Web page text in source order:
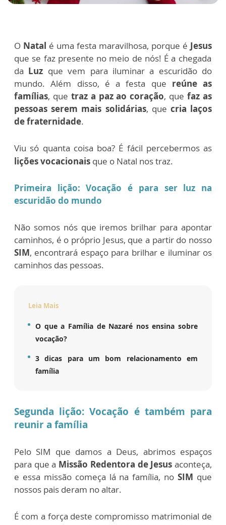
O Natal é uma festa maravilhosa, porque é Jesus
que se faz presente no meio de nós! É a chegada
da Luz que vem para iluminar a escuridão do
mundo. Além disso, é a festa que reúne as
famílias, que traz a paz ao coração, quefaz as
pessoas serem mais solidárias, que cria laços
de fraternidade.
Viu só quanta coisa boa? É fácil percebermos as
lições vocacionais que o Natal nos traz.
Primeira lição: Vocação é para ser luz na
escuridão do mundo
Não somos nós que iremos brilhar para apontar
caminhos, é o próprio Jesus, que a partir do nosso
SIM, encontrará espaço para brilhar e iluminar os
caminhos das pessoas.
Leia Mais
O que a Família de Nazaré nos ensina sobre
vocação?
3 dicas para um bom relacionamento em
família
Segunda lição: Vocação é também para
reunir a família
Pelo SIM que damos a Deus, abrimos espaços
para que a Missão Redentora de Jesus aconteça,
e essa missão começa lá na família, noSIM que
nossos pais deram no altar.
É com a força deste compromisso matrimonial de